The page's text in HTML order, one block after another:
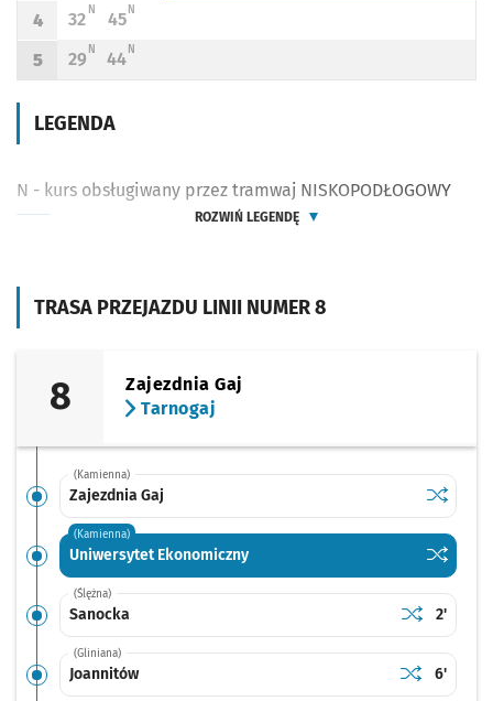
TRASA PRZEJAZDU LINII NUMER 8
8
Zajezdnia Gaj
Tarnogaj
(Kamienna)
Zajezdnia Gaj Sprawdź
(Kamienna)
Uniwersytet Ekonomiczny Sprawdź
(Ślężna)
Sanocka Sprawdź
SanockaCzas
2'
(Gliniana)
Joannitów Sprawdź
Joannitów
Czas
6'
Rozkład jazdy -
Godzina odjazdu
4
Odjazd
32
minut po godzinie 4
N N - KURS OBSŁUGIWANY PRZEZ TRAMWAJ NISKOPODŁOGOWY
Odjazd
45
minut po godzinie 4
N
Godzina odjazdu
5
Odjazd
29
minut po godzinie 5
N N - KURS OBSŁUGIWANY PRZEZ TRAMWAJ NISKOPODŁOGOWY
Odjazd
44
minut po godzinie 5
N
LEGENDA
N - kurs obsługiwany przez tramwaj NISKOPODŁOGOWY
ROZWIŃ LEGENDĘ